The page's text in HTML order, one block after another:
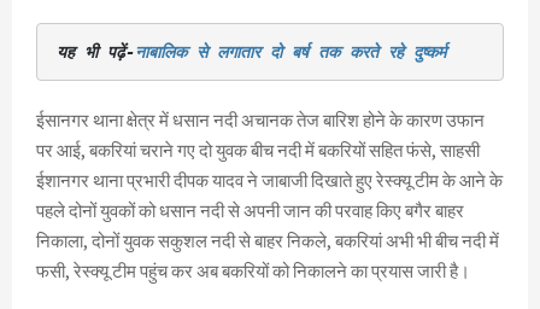
यह भी पढ़ें-नाबालिक से लगातार दो बर्ष तक करते रहे दुष्कर्म
ईसानगर थाना क्षेत्र में धसान नदी अचानक तेज बारिश होने के कारण उफान
पर आई, बकरियां चराने गए दो युवक बीच नदी में बकरियों सहित फंसे, साहसी
ईशानगर थाना प्रभारी दीपक यादव ने जाबाजी दिखाते हुए रेस्क्यू टीम के आने के
पहले दोनों युवकों को धसान नदी से अपनी जान की परवाह किए बगैर बाहर
निकाला, दोनों युवक सकुशल नदी से बाहर निकले, बकरियां अभी भी बीच नदी में
फसी, रेस्क्यू टीम पहुंच कर अब बकरियों को निकालने का प्रयास जारी है।